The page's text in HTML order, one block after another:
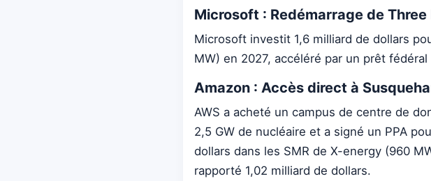
Microsoft : Redémarrage de Three
Microsoft investit 1,6 milliard de dollars
MW) en 2027, accéléré par un prêt
Amazon : Accès direct à
AWS a acheté un campus de centre de
2,5 GW de nucléaire et a signé un PPA
dollars dans les SMR de X-energy (960
rapporté 1,02 milliard de dollars.